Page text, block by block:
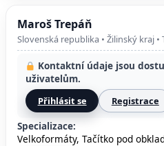
Maroš Trepáň
Slovenská republika • Žilinský kraj •
Kontaktní údaje jsou
uživatelům.
Přihlásit se Registrace
Specializace:
Velkoformáty, Tačítko pod